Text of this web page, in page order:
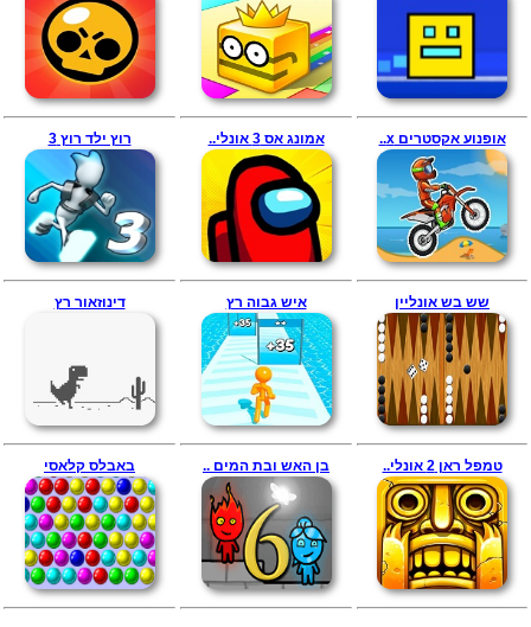
אופנוע אקסטרים x.. אמונג אס 3 אונלי.. רוץ ילד רוץ 3
שש בש אונליין איש גבוה רץ דינוזאור רץ
טמפל ראן 2 אונלי.. בן האש ובת המים .. באבלס קלאסי